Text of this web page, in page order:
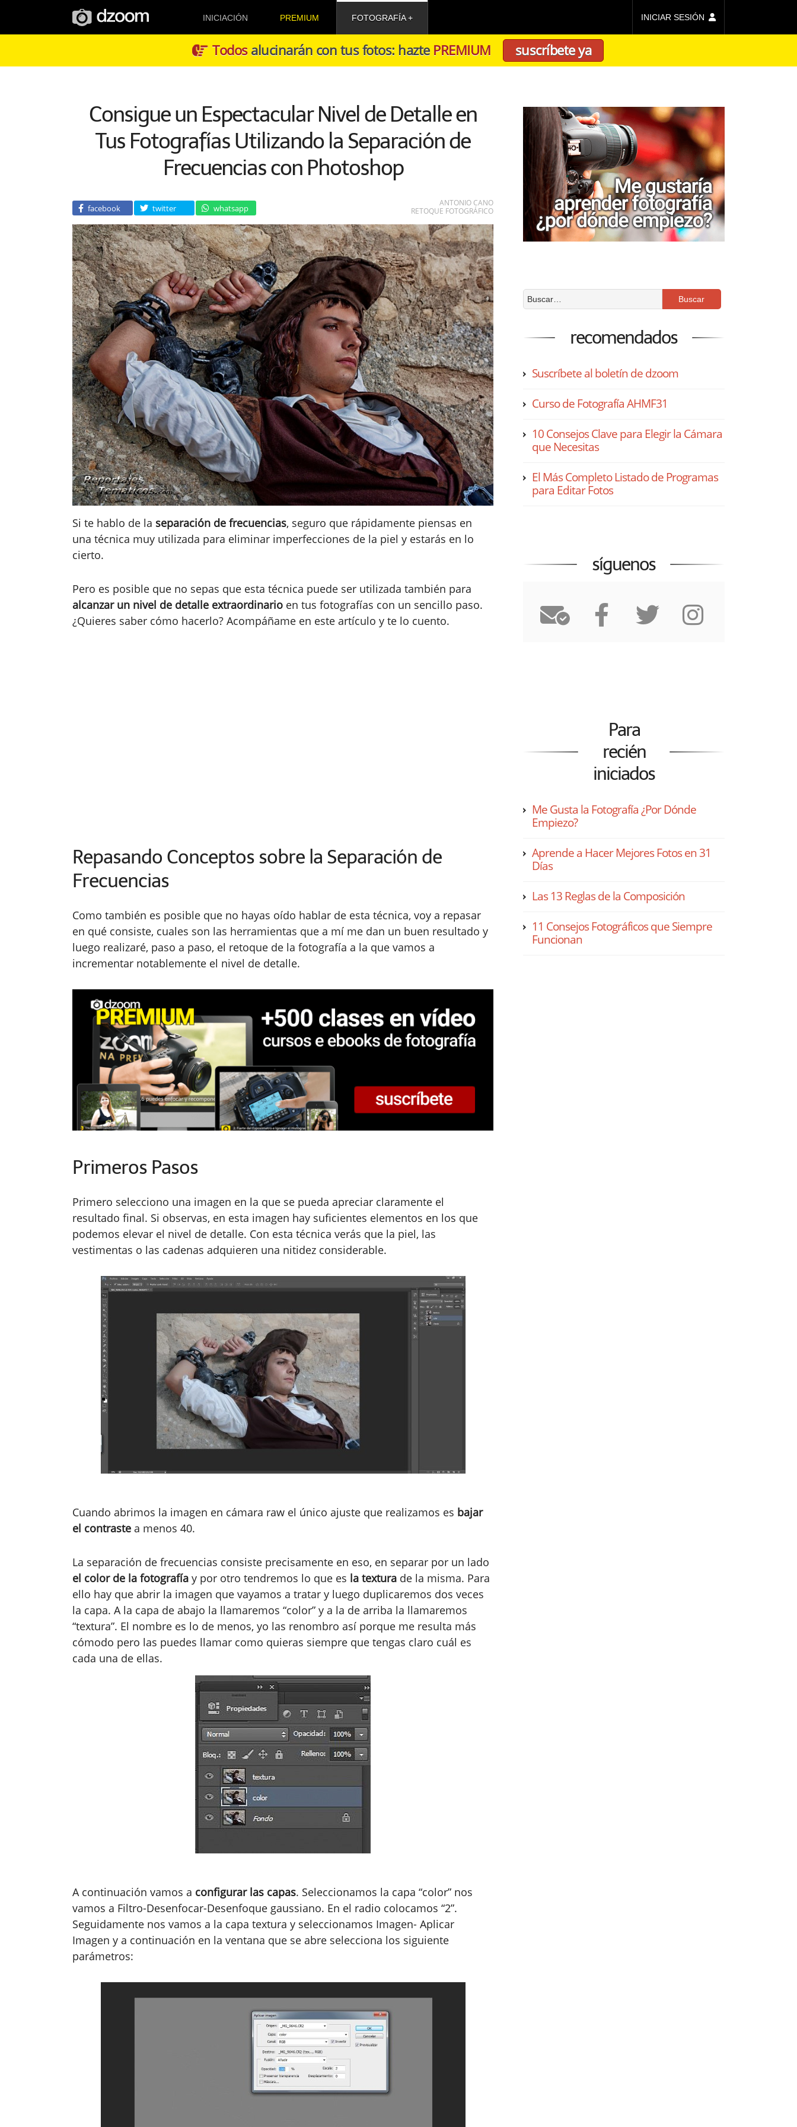
INICIACIÓN PREMIUM FOTOGRAFÍA INICIAR SESIÓN
Todosalucinarán con tus fotos: hazte PREMIUM suscríbete ya
Consigue un Espectacular Nivel de Detalle en
Tus Fotografías Utilizando la Separación de
Frecuencias con Photoshop
facebook twitter whatsapp
ANTONIO CANO
RETOQUE FOTOGRÁFICO
Si te hablo de la separación de frecuencias, seguro que rápidamente piensas en
una técnica muy utilizada para eliminar imperfecciones de la piel y estarás en lo
cierto.
Pero es posible que no sepas que esta técnica puede ser utilizada también para
alcanzar un nivel de detalle extraordinario en tus fotografías con un sencillo paso.
¿Quieres saber cómo hacerlo? Acompáñame en este artículo y te lo cuento.
Repasando Conceptos sobre la Separación de
Frecuencias
Como también es posible que no hayas oído hablar de esta técnica, voy a repasar
en qué consiste, cuales son las herramientas que a mí me dan un buen resultado y
luego realizaré, paso a paso, el retoque de la fotografía a la que vamos a
incrementar notablemente el nivel de detalle.
Primeros Pasos
Primero selecciono una imagen en la que se pueda apreciar claramente el
resultado final. Si observas, en esta imagen hay suficientes elementos en los que
podemos elevar el nivel de detalle. Con esta técnica verás que la piel, las
vestimentas o las cadenas adquieren una nitidez considerable.
Cuando abrimos la imagen en cámara raw el único ajuste que realizamos es bajar
el contraste a menos 40.
La separación de frecuencias consiste precisamente en eso, en separar por un lado
el color de la fotografía y por otro tendremos lo que es la textura de la misma. Para
ello hay que abrir la imagen que vayamos a tratar y luego duplicaremos dos veces
la capa. A la capa de abajo la llamaremos “color” y a la de arriba la llamaremos
“textura”. El nombre es lo de menos, yo las renombro así porque me resulta más
cómodo pero las puedes llamar como quieras siempre que tengas claro cuál es
cada una de ellas.
A continuación vamos a configurar las capas. Seleccionamos la capa “color” nos
vamos a Filtro-Desenfocar-Desenfoque gaussiano. En el radio colocamos “2”.
Seguidamente nos vamos a la capa textura y seleccionamos Imagen- Aplicar
Imagen y a continuación en la ventana que se abre selecciona los siguiente
parámetros:
recomendados
Suscríbete al boletín de dzoom
Curso de Fotografía AHMF31
10 Consejos Clave para Elegir la Cámara
que Necesitas
El Más Completo Listado de Programas
para Editar Fotos
síguenos
Para
recién
iniciados
Me Gusta la Fotografía ¿Por Dónde
Empiezo?
Aprende a Hacer Mejores Fotos en 31
Días
Las 13 Reglas de la Composición
11 Consejos Fotográficos que Siempre
Funcionan